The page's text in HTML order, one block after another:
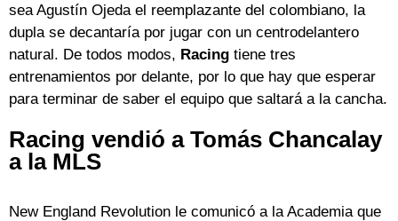
sea Agustín Ojeda el reemplazante del colombiano, la
dupla se decantaría por jugar con un centrodelantero
natural. De todos modos, Racing tiene tres
entrenamientos por delante, por lo que hay que esperar
para terminar de saber el equipo que saltará a la cancha.
Racing vendió a Tomás Chancalay
a la MLS
New England Revolution le comunicó a la Academia que